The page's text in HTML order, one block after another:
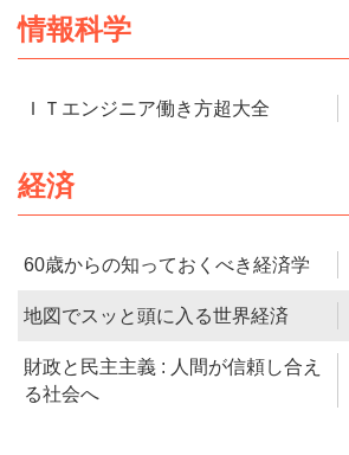
情報科学
ＩＴエンジニア働き方超大全
経済
60歳からの知っておくべき経済学
地図でスッと頭に入る世界経済
財政と民主主義 : 人間が信頼し合え
る社会へ